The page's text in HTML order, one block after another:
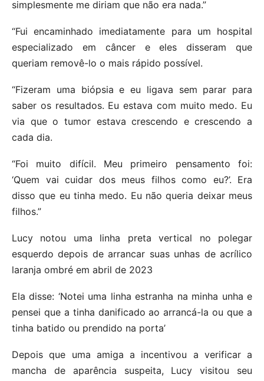
simplesmente me diriam que não era nada.”
“Fui encaminhado imediatamente para um hospital
especializado em câncer e eles disseram que
queriam removê-lo o mais rápido possível.
“Fizeram uma biópsia e eu ligava sem parar para
saber os resultados. Eu estava com muito medo. Eu
via que o tumor estava crescendo e crescendo a
cada dia.
“Foi muito difícil. Meu primeiro pensamento foi:
‘Quem vai cuidar dos meus filhos como eu?’. Era
disso que eu tinha medo. Eu não queria deixar meus
filhos.”
Lucy notou uma linha preta vertical no polegar
esquerdo depois de arrancar suas unhas de acrílico
laranja ombré em abril de 2023
Ela disse: ‘Notei uma linha estranha na minha unha e
pensei que a tinha danificado ao arrancá-la ou que a
tinha batido ou prendido na porta’
Depois que uma amiga a incentivou a verificar a
mancha de aparência suspeita, Lucy visitou seu